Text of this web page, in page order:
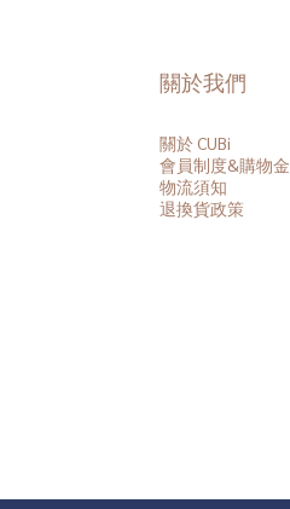
關於我們
關於 CUBi
會員制度&購物金
物流須知
退換貨政策